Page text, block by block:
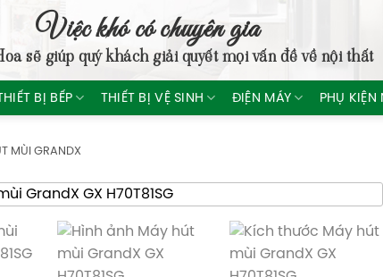
Việc khó có chuyên gia
sẽ giúp quý khách giải quyết mọi vấn đề về nội thất
BỊ BẾP THIẾT BỊ VỆ SINH ĐIỆN MÁY PHỤ KIỆN
MÙI GRANDX